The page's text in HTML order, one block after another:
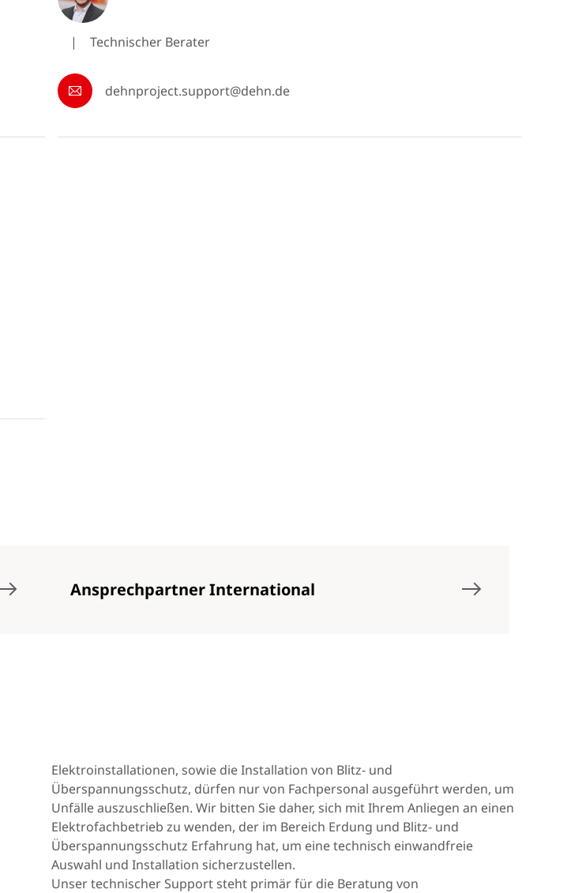
| Technischer Berater
dehnproject.support@dehn.de
Ansprechpartner International
Elektroinstallationen, sowie die Installation von Blitz- und
Überspannungsschutz, dürfen nur von Fachpersonal ausgeführt werden, um
Unfälle auszuschließen. Wir bitten Sie daher, sich mit Ihrem Anliegen an einen
Elektrofachbetrieb zu wenden, der im Bereich Erdung und Blitz- und
Überspannungsschutz Erfahrung hat, um eine technisch einwandfreie
Auswahl und Installation sicherzustellen.
Unser technischer Support steht primär für die Beratung von